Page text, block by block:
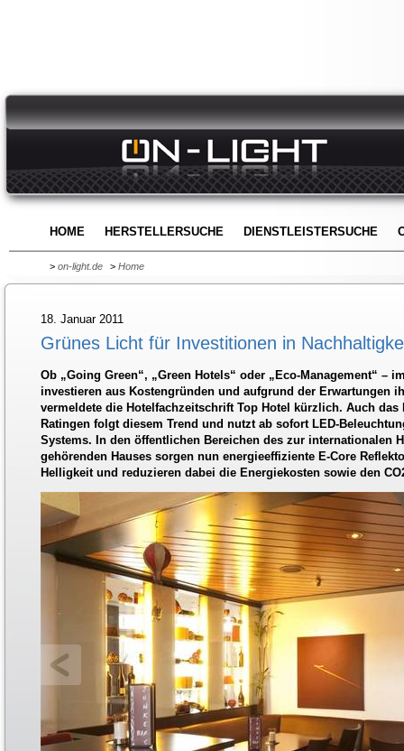
HOME HERSTELLERSUCHE DIENSTLEISTERSUCHE
> on-light.de > Home
18. Januar 2011
Grünes Licht für Investitionen in
Ob „Going Green“, „Green Hotels“ oder „Eco-Management“ –
investieren aus Kostengründen und aufgrund der Erwartungen
vermeldete die Hotelfachzeitschrift Top Hotel kürzlich. Auch das
Ratingen folgt diesem Trend und nutzt ab sofort LED-
Systems. In den öffentlichen Bereichen des zur internationalen
gehörenden Hauses sorgen nun energieeffiziente E-Core
Helligkeit und reduzieren dabei die Energiekosten sowie den